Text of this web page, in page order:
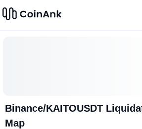
Binance/KAITOUSDT
Map